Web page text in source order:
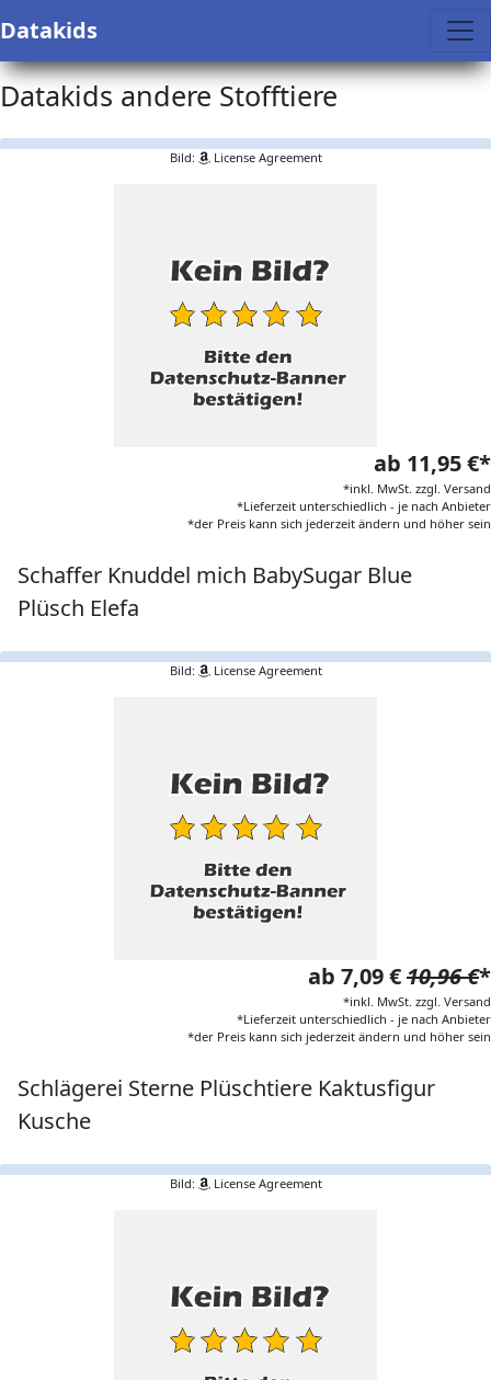
Datakids
Datakids andere Stofftiere
Bild: License Agreement
ab 11,95 €*
*inkl. MwSt. zzgl. Versand
*Lieferzeit unterschiedlich - je nach Anbieter
*der Preis kann sich jederzeit ändern und höher sein
Schaffer Knuddel mich BabySugar Blue
Plüsch Elefa
Bild: License Agreement
ab 7,09 €10,96 €*
*inkl. MwSt. zzgl. Versand
*Lieferzeit unterschiedlich - je nach Anbieter
*der Preis kann sich jederzeit ändern und höher sein
Schlägerei Sterne Plüschtiere Kaktusfigur
Kusche
Bild: License Agreement